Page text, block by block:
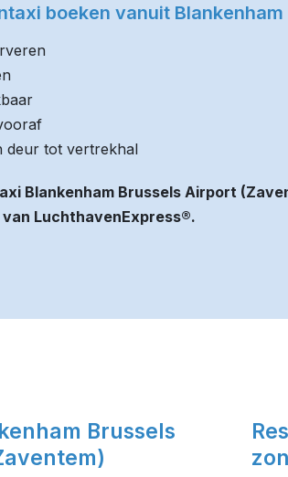
boeken vanuit Blankenham
deur tot vertrekhal
Blankenham Brussels Airport
LuchthavenExpress®.
Brussels